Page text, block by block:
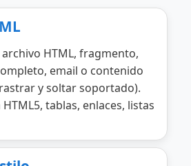
HTML, fragmento,
email o contenido
y soltar soportado).
tablas, enlaces, listas